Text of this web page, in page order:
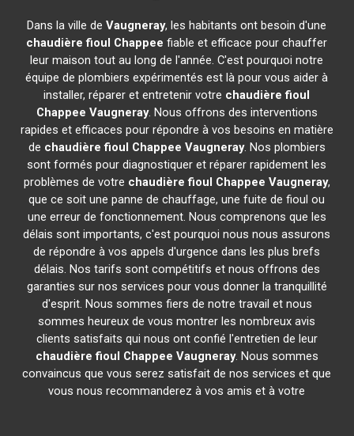
Dans la ville deVaugneray, les habitants ont besoin d'une
chaudière fioul Chappee fiable et efficace pour chauffer
leur maison tout au long de l'année. C'est pourquoi notre
équipe de plombiers expérimentés est là pour vous aider à
installer, réparer et entretenir votre chaudière fioul
Chappee Vaugneray. Nous offrons des interventions
rapides et efficaces pour répondre à vos besoins en matière
de chaudière fioul Chappee Vaugneray. Nos plombiers
sont formés pour diagnostiquer et réparer rapidement les
problèmes de votre chaudière fioul Chappee Vaugneray,
que ce soit une panne de chauffage, une fuite de fioul ou
une erreur de fonctionnement. Nous comprenons que les
délais sont importants, c'est pourquoi nous nous assurons
de répondre à vos appels d'urgence dans les plus brefs
délais. Nos tarifs sont compétitifs et nous offrons des
garanties sur nos services pour vous donner la tranquillité
d'esprit. Nous sommes fiers de notre travail et nous
sommes heureux de vous montrer les nombreux avis
clients satisfaits qui nous ont confié l'entretien de leur
chaudière fioul Chappee Vaugneray. Nous sommes
convaincus que vous serez satisfait de nos services et que
vous nous recommanderez à vos amis et à votre